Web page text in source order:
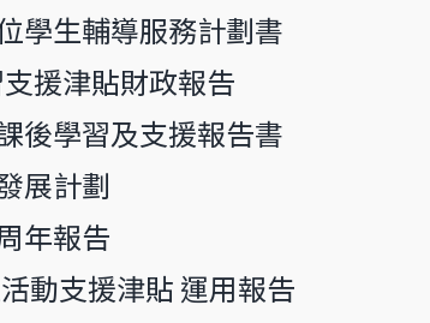
學生輔導服務計劃書
援津貼財政報告
後學習及支援報告書
展計劃
年報告
動支援津貼 運用報告